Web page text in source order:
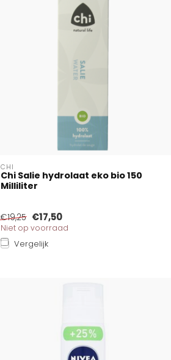
CHI
Chi Salie hydrolaat eko bio 150
Milliliter
€19,25 €17,50
Niet op voorraad
Vergelijk